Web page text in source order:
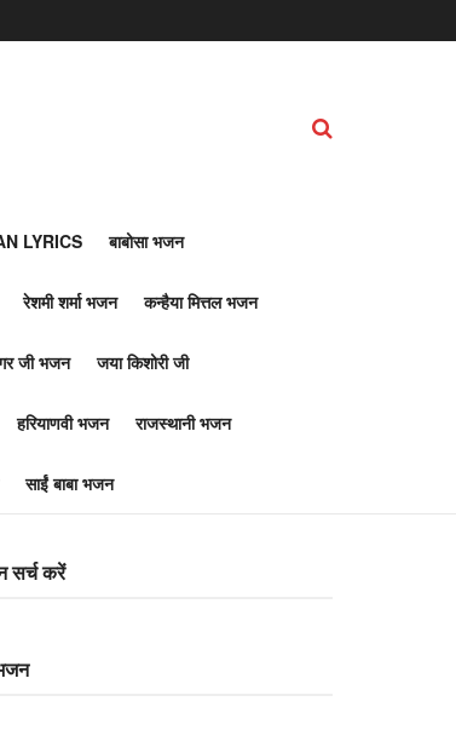
LYRICS बाबोसा भजन
रेशमी शर्मा भजन कन्हैया मित्तल भजन
जी भजन जया किशोरी जी
हरियाणवी भजन राजस्थानी भजन
साईं बाबा भजन
सर्च करें